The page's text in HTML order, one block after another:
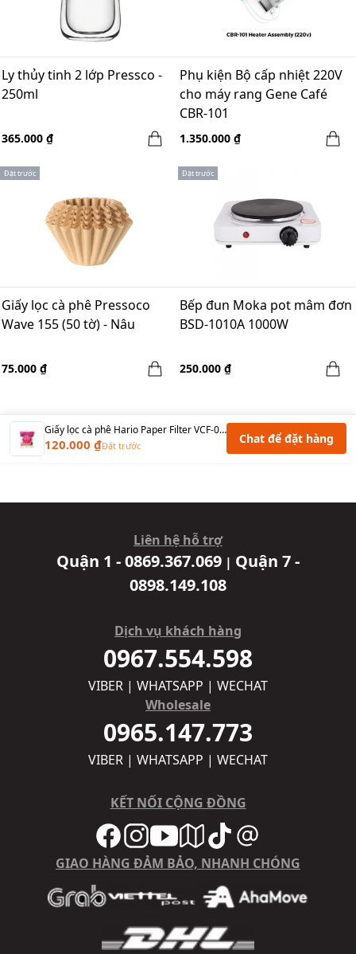
Ly thủy tinh 2 lớp Pressco -
250ml
365.000 ₫
Phụ kiện Bộ cấp nhiệt 220V
cho máy rang Gene Café
CBR-101
1.350.000 ₫
Đặt trước
Giấy lọc cà phê Pressoco
Wave 155 (50 tờ) - Nâu
75.000 ₫
Đặt trước
Bếp đun Moka pot mâm đơn
BSD-1010A 1000W
250.000 ₫
Giấy lọc cà phê Hario Paper Filter VCF-01-110M mẫu mới
120.000 ₫Đặt trước Chat để đặt hàng
Liên hệ hỗ trợ
Quận 1 - 0869.367.069 | Quận 7 -
0898.149.108
Dịch vụ khách hàng
0967.554.598
VIBER | WHATSAPP | WECHAT
Wholesale
0965.147.773
VIBER | WHATSAPP | WECHAT
KẾT NỐI CỘNG ĐỒNG
GIAO HÀNG ĐẢM BẢO, NHANH CHÓNG